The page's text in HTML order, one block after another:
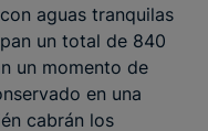
aguas tranquilas
un total de 840
un momento de
en una
cabrán los